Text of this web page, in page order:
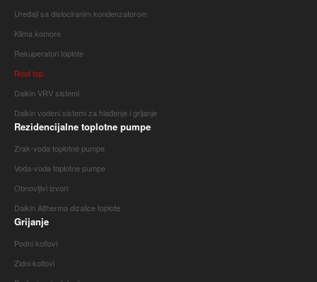
Uređaji sa dislociranim kondenzatorom
Klima komore
Rekuperatori toplote
Roof top
Daikin VRV sistemi
Daikin vodeni sistemi za hlađenje i grijanje
Rezidencijalne toplotne pumpe
Zrak-voda toplotne pumpe
Voda-voda toplotne pumpe
Obnovljivi izvori
Daikin Altherma dizalice toplote
Grijanje
Podni kotlovi
Zidni kotlovi